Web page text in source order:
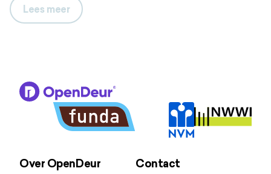
geïsoleerd en over veel lichtinval beschikt, is deze
geschikt voor meerdere doeleinden. De zonnige en
De Romeyn de Hooghestraat is een autoluwe straat in
de wijk De Vijfhoek (deelplan Spikvoorde) en grenst
aan het natuurgebied van Landgoed de Bannink.
Winkelcentra, openbaar vervoer, scholen,
kinderopvang en sportfaciliteiten liggen op loop- of
Lees meer
Over OpenDeur Contact